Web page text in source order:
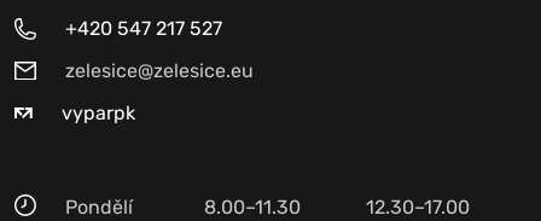
+420 547 217 527
zelesice@zelesice.eu
vyparpk
Pondělí 8.00–11.30
12.30–17.00